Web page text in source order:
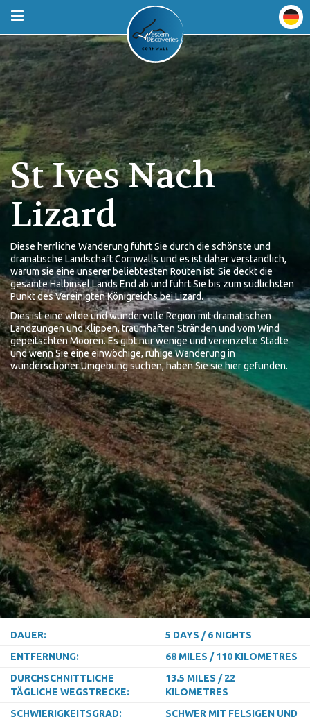
St Ives Nach
Lizard
Diese herrliche Wanderung führt Sie durch die schönste und
dramatische Landschaft Cornwalls und es ist daher verständlich,
warum sie eine unserer beliebtesten Routen ist. Sie deckt die
gesamte Halbinsel Lands End ab und führt Sie bis zum südlichsten
Punkt des Vereinigten Königreichs bei Lizard.
Dies ist eine wilde und wundervolle Region mit dramatischen
Landzungen und Klippen, traumhaften Stränden und vom Wind
gepeitschten Mooren. Es gibt nur wenige und vereinzelte Städte
und wenn Sie eine einwöchige, ruhige Wanderung in
wunderschöner Umgebung suchen, haben Sie sie hier gefunden.
DAUER:
5 DAYS / 6 NIGHTS
ENTFERNUNG:
68 MILES / 110 KILOMETRES
DURCHSCHNITTLICHE
TÄGLICHE WEGSTRECKE:
13.5 MILES / 22
KILOMETRES
SCHWIERIGKEITSGRAD:
SCHWER MIT FELSIGEN UND